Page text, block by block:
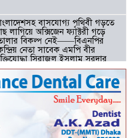
বাসযোগ্য পৃথিবী গড়তে
লাগিয়ে অক্সিজেন ফ্যাক্টরী গড়ে
বিকল্প নেই——বিএনপির
নেতা সাবেক এমপি বীর
সিরাজুল ইসলাম সরদার
ভাতিজাকে ছাত্রলীগের সাধারণ